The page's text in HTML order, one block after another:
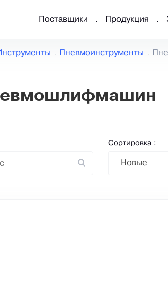
Поставщики Продукция
Пневмоинструменты
Сортировка :
Новые